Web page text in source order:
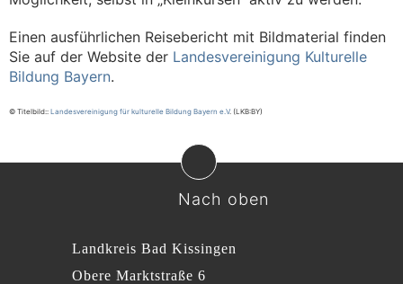
Einen ausführlichen Reisebericht mit Bildmaterial finden
Sie auf der Website der Landesvereinigung Kulturelle
Bildung Bayern.
© Titelbild:: Landesvereinigung für kulturelle Bildung Bayern e.V. (LKB:BY)
Nach oben
Landkreis Bad Kissingen
Obere Marktstraße 6